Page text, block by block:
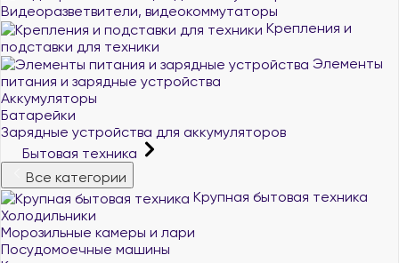
Видеоразветвители, видеокоммутаторы
Крепления и
подставки для техники
Элементы
питания и зарядные устройства
Аккумуляторы
Батарейки
Зарядные устройства для аккумуляторов
Бытовая техника
Все категории
Крупная бытовая техника
Холодильники
Морозильные камеры и лари
Посудомоечные машины